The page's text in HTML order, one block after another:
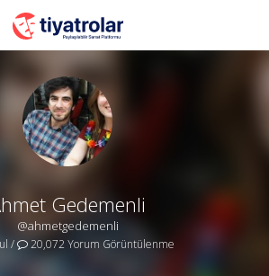
Gedemenli
@ahmetgedemenli
/ 20,072 Yorum Görüntülenme